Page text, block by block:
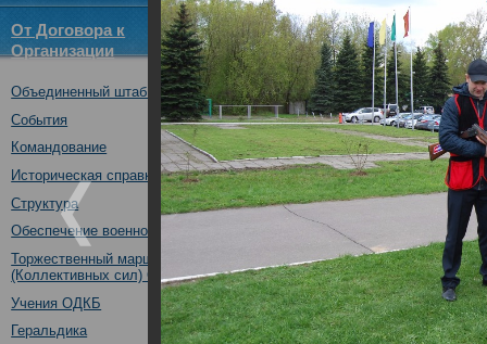
От Договора к
Организации
Структура
ОДКБ
Новости
Объединенный штаб ОДКБ
События
Командование
Историческая справка
Структура
Обеспечение военной безопасности
Торжественный марш Войск
(Коллективных сил) ОДКБ
Учения ОДКБ
Геральдика
Объединенный штаб ОДКБ
соревнованиях по стендовой
13.05.2017